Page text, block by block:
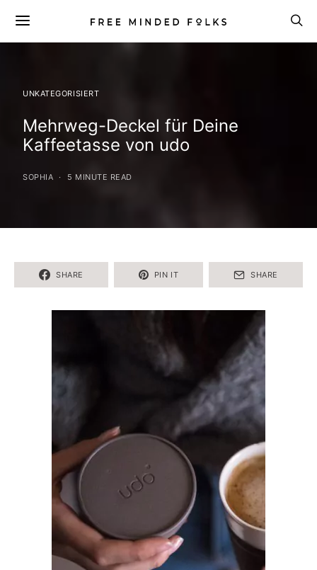
UNKATEGORISIERT
Mehrweg-Deckel für Deine
Kaffeetasse von udo
SOPHIA 5 MINUTE READ
SHARE PIN IT SHARE